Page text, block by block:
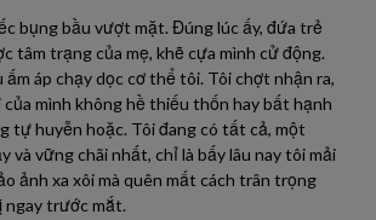
bụng bầu vượt mặt. Đúng lúc ấy, đứa trẻ
tâm trạng của mẹ, khẽ cựa mình cử động.
áp chạy dọc cơ thể tôi. Tôi chợt nhận ra,
mình không hề thiếu thốn hay bất hạnh
tự huyễn hoặc. Tôi đang có tất cả, một
và vững chãi nhất, chỉ là bấy lâu nay tôi mải
ảnh xa xôi mà quên mất cách trân trọng
ngay trước mắt.